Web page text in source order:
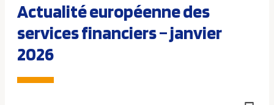
Actualité européenne des
services financiers – janvier
2026